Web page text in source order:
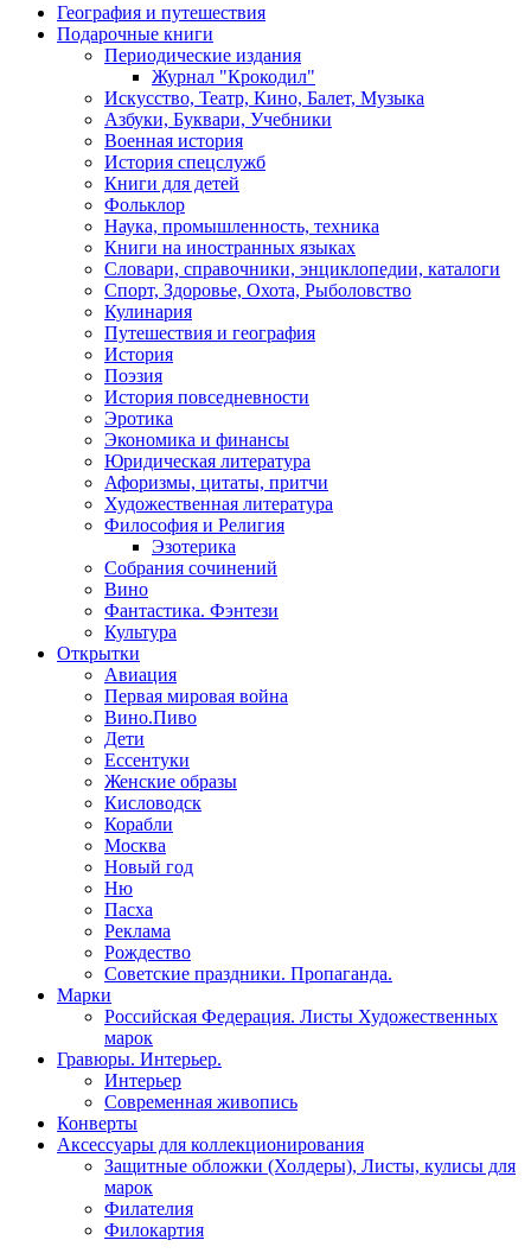
Разделы
каталога
География и путешествия
Подарочные книги
Периодические издания
Журнал "Крокодил"
Искусство, Театр, Кино, Балет, Музыка
Азбуки, Буквари, Учебники
Военная история
История спецслужб
Книги для детей
Фольклор
Наука, промышленность, техника
Книги на иностранных языках
Словари, справочники, энциклопедии, каталоги
Спорт, Здоровье, Охота, Рыболовство
Кулинария
Путешествия и география
История
Поэзия
История повседневности
Эротика
Экономика и финансы
Юридическая литература
Афоризмы, цитаты, притчи
Художественная литература
Философия и Религия
Эзотерика
Собрания сочинений
Вино
Фантастика. Фэнтези
Культура
Открытки
Авиация
Первая мировая война
Вино.Пиво
Дети
Ессентуки
Женские образы
Кисловодск
Корабли
Москва
Новый год
Ню
Пасха
Реклама
Рождество
Советские праздники. Пропаганда.
Марки
Российская Федерация. Листы Художественных
марок
Гравюры. Интерьер.
Интерьер
Современная живопись
Конверты
Аксессуары для коллекционирования
Защитные обложки (Холдеры), Листы, кулисы для
марок
Филателия
Филокартия